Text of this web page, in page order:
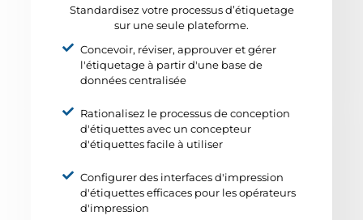
Standardisez votre processus d’étiquetage
sur une seule plateforme.
Concevoir, réviser, approuver et gérer
l'étiquetage à partir d'une base de
données centralisée
Rationalisez le processus de conception
d'étiquettes avec un concepteur
d'étiquettes facile à utiliser
Configurer des interfaces d'impression
d'étiquettes efficaces pour les opérateurs
d'impression